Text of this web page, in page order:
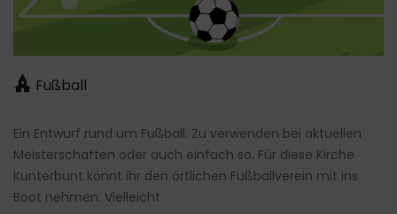
Fußball
Ein Entwurf rund um Fußball. Zu verwenden bei aktuellen
Meisterschaften oder auch einfach so. Für diese Kirche
Kunterbunt könnt ihr den örtlichen Fußballverein mit ins
Boot nehmen. Vielleicht